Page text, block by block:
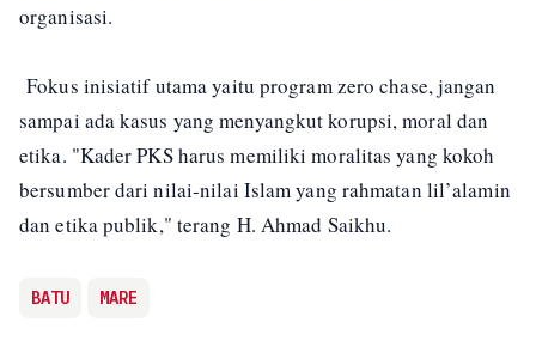
organisasi.
Fokus inisiatif utama yaitu program zero chase, jangan
sampai ada kasus yang menyangkut korupsi, moral dan
etika. "Kader PKS harus memiliki moralitas yang kokoh
bersumber dari nilai-nilai Islam yang rahmatan lil’alamin
dan etika publik," terang H. Ahmad Saikhu.
BATU MARE